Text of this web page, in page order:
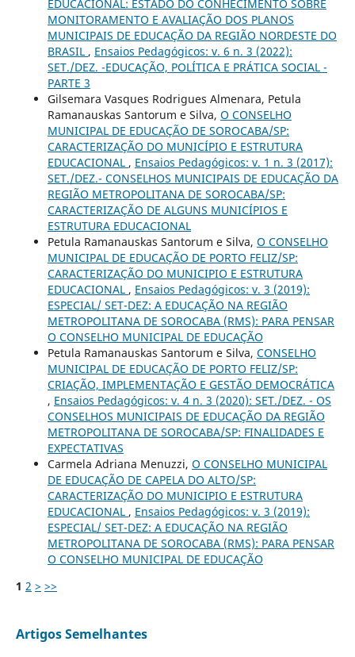
EDUCACIONAL: ESTADO DO CONHECIMENTO SOBRE
MONITORAMENTO E AVALIAÇÃO DOS PLANOS
MUNICIPAIS DE EDUCAÇÃO DA REGIÃO NORDESTE DO
BRASIL , Ensaios Pedagógicos: v. 6 n. 3 (2022):
SET./DEZ. -EDUCAÇÃO, POLÍTICA E PRÁTICA SOCIAL -
PARTE 3
Gilsemara Vasques Rodrigues Almenara, Petula
Ramanauskas Santorum e Silva, O CONSELHO
MUNICIPAL DE EDUCAÇÃO DE SOROCABA/SP:
CARACTERIZAÇÃO DO MUNICÍPIO E ESTRUTURA
EDUCACIONAL , Ensaios Pedagógicos: v. 1 n. 3 (2017):
SET./DEZ.- CONSELHOS MUNICIPAIS DE EDUCAÇÃO DA
REGIÃO METROPOLITANA DE SOROCABA/SP:
CARACTERIZAÇÃO DE ALGUNS MUNICÍPIOS E
ESTRUTURA EDUCACIONAL
Petula Ramanauskas Santorum e Silva, O CONSELHO
MUNICIPAL DE EDUCAÇÃO DE PORTO FELIZ/SP:
CARACTERIZAÇÃO DO MUNICIPIO E ESTRUTURA
EDUCACIONAL , Ensaios Pedagógicos: v. 3 (2019):
ESPECIAL/ SET-DEZ: A EDUCAÇÃO NA REGIÃO
METROPOLITANA DE SOROCABA (RMS): PARA PENSAR
O CONSELHO MUNICIPAL DE EDUCAÇÃO
Petula Ramanauskas Santorum e Silva, CONSELHO
MUNICIPAL DE EDUCAÇÃO DE PORTO FELIZ/SP:
CRIAÇÃO, IMPLEMENTAÇÃO E GESTÃO DEMOCRÁTICA
, Ensaios Pedagógicos: v. 4 n. 3 (2020): SET./DEZ. - OS
CONSELHOS MUNICIPAIS DE EDUCAÇÃO DA REGIÃO
METROPOLITANA DE SOROCABA/SP: FINALIDADES E
EXPECTATIVAS
Carmela Adriana Menuzzi, O CONSELHO MUNICIPAL
DE EDUCAÇÃO DE CAPELA DO ALTO/SP:
CARACTERIZAÇÃO DO MUNICIPIO E ESTRUTURA
EDUCACIONAL , Ensaios Pedagógicos: v. 3 (2019):
ESPECIAL/ SET-DEZ: A EDUCAÇÃO NA REGIÃO
METROPOLITANA DE SOROCABA (RMS): PARA PENSAR
O CONSELHO MUNICIPAL DE EDUCAÇÃO
1 2 > >>
Artigos Semelhantes